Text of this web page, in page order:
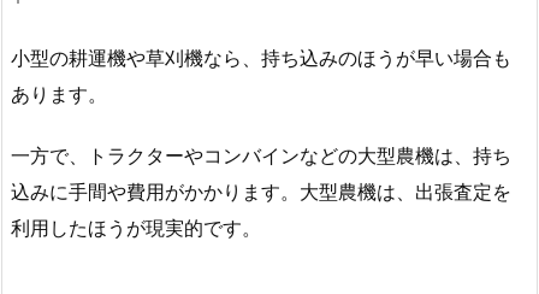
小型の耕運機や草刈機なら、持ち込みのほうが早い場合も
あります。
一方で、トラクターやコンバインなどの大型農機は、持ち
込みに手間や費用がかかります。大型農機は、出張査定を
利用したほうが現実的です。